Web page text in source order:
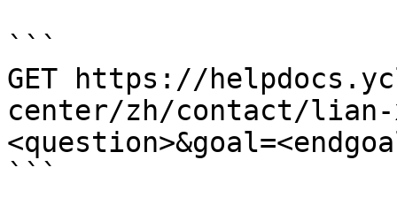
```
GET https://
center/zh/contact/lian-
```